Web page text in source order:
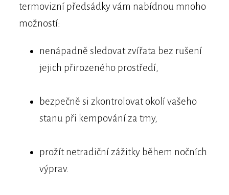
termovizní předsádky vám nabídnou mnoho
možností:
nenápadně sledovat zvířata bez rušení
jejich přirozeného prostředí,
bezpečně si zkontrolovat okolí vašeho
stanu při kempování za tmy,
prožít netradiční zážitky během nočních
výprav.